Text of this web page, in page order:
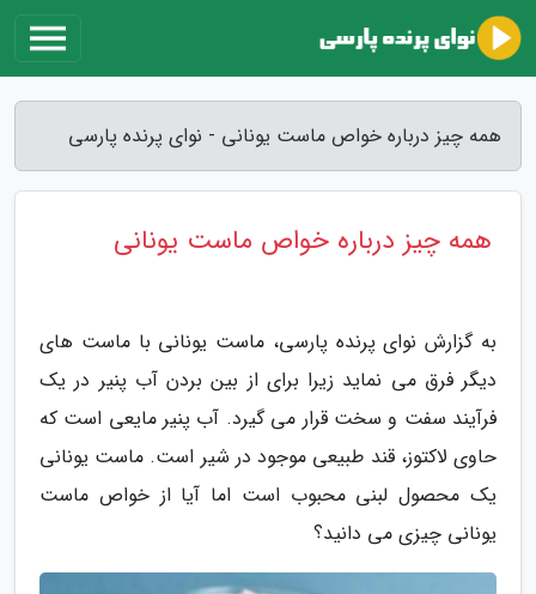
همه چیز درباره خواص ماست یونانی - نوای پرنده پارسی
همه چیز درباره خواص ماست یونانی
به گزارش نوای پرنده پارسی، ماست یونانی با ماست های
دیگر فرق می نماید زیرا برای از بین بردن آب پنیر در یک
فرآیند سفت و سخت قرار می گیرد. آب پنیر مایعی است که
حاوی لاکتوز، قند طبیعی موجود در شیر است. ماست یونانی
یک محصول لبنی محبوب است اما آیا از خواص ماست
یونانی چیزی می دانید؟